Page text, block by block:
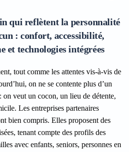
qui reflètent la personnalité
: confort, accessibilité,
et technologies intégrées
tout comme les attentes vis-à-vis de
on ne se contente plus d’un
on veut un cocon, un lieu de détente,
Les entreprises partenaires
bien compris. Elles proposent des
tenant compte des profils des
avec enfants, seniors, personnes en